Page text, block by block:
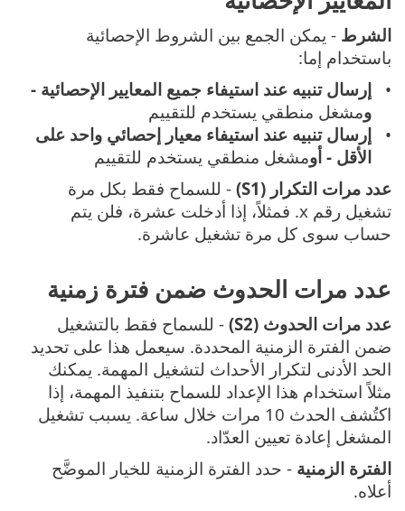
الشرط - يمكن الجمع بين الشروط الإحصائية
باستخدام إما:
إرسال تنبيه عند استيفاء جميع المعايير الإحصائية -
ومشغل منطقي يستخدم للتقييم
إرسال تنبيه عند استيفاء معيار إحصائي واحد على
الأقل - أومشغل منطقي يستخدم للتقييم
عدد مرات التكرار (S1)
- للسماح فقط بكل مرة
تشغيل رقم x. فمثلاً، إذا أدخلت عشرة، فلن يتم
حساب سوى كل مرة تشغيل عاشرة.
عدد مرات الحدوث ضمن فترة زمنية
عدد مرات الحدوث (S2)
- للسماح فقط بالتشغيل
ضمن الفترة الزمنية المحددة. سيعمل هذا على تحديد
الحد الأدنى لتكرار الأحداث لتشغيل المهمة. يمكنك
مثلاً استخدام هذا الإعداد للسماح بتنفيذ المهمة، إذا
اكتُشف الحدث 10 مرات خلال ساعة. يسبب تشغيل
المشغل إعادة تعيين العدّاد.
الفترة الزمنية - حدد الفترة الزمنية للخيار الموضَّح
أعلاه.